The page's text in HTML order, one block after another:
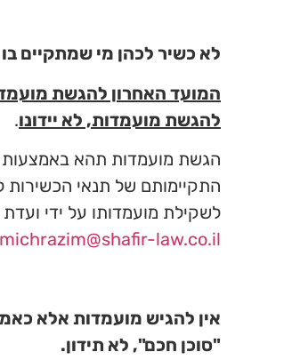
לא כשיר לכהן מי שמתקיים בו האמור בסעיף 17(א) פסקאות (1), (3), (5) ו-(6)
להגשת מועמדות, לא יידונו.
הגשת מועמדות תהא באמצעות
התקיימותם של תנאי
לשקילת מועמדותו על ידי
michrazim@shafir-law.co.il
אין להגיש מועמדות אלא
"סוכן חכם", לא תידון.